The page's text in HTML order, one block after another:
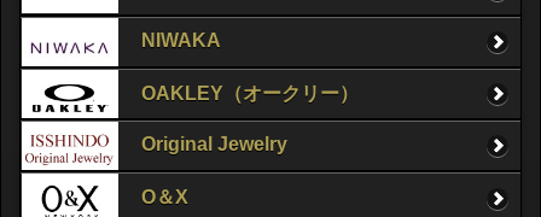
NIWAKA
OAKLEY（オークリー）
Original Jewelry
O＆X